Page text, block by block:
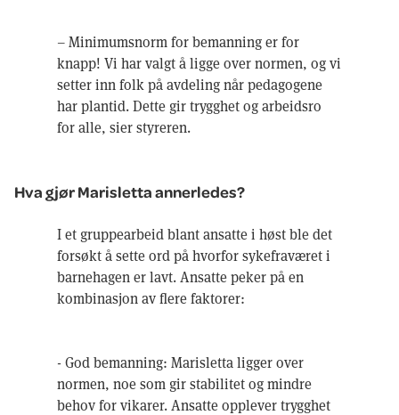
– Minimumsnorm for bemanning er for
knapp! Vi har valgt å ligge over normen, og vi
setter inn folk på avdeling når pedagogene
har plantid. Dette gir trygghet og arbeidsro
for alle, sier styreren.
Hva gjør Marisletta annerledes?
I et gruppearbeid blant ansatte i høst ble det
forsøkt å sette ord på hvorfor sykefraværet i
barnehagen er lavt. Ansatte peker på en
kombinasjon av flere faktorer:
- God bemanning: Marisletta ligger over
normen, noe som gir stabilitet og mindre
behov for vikarer. Ansatte opplever trygghet